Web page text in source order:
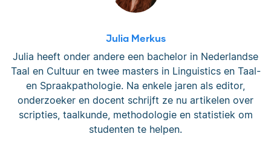
Julia Merkus
Julia heeft onder andere een bachelor in Nederlandse
Taal en Cultuur en twee masters in Linguistics en Taal-
en Spraakpathologie. Na enkele jaren als editor,
onderzoeker en docent schrijft ze nu artikelen over
scripties, taalkunde, methodologie en statistiek om
studenten te helpen.